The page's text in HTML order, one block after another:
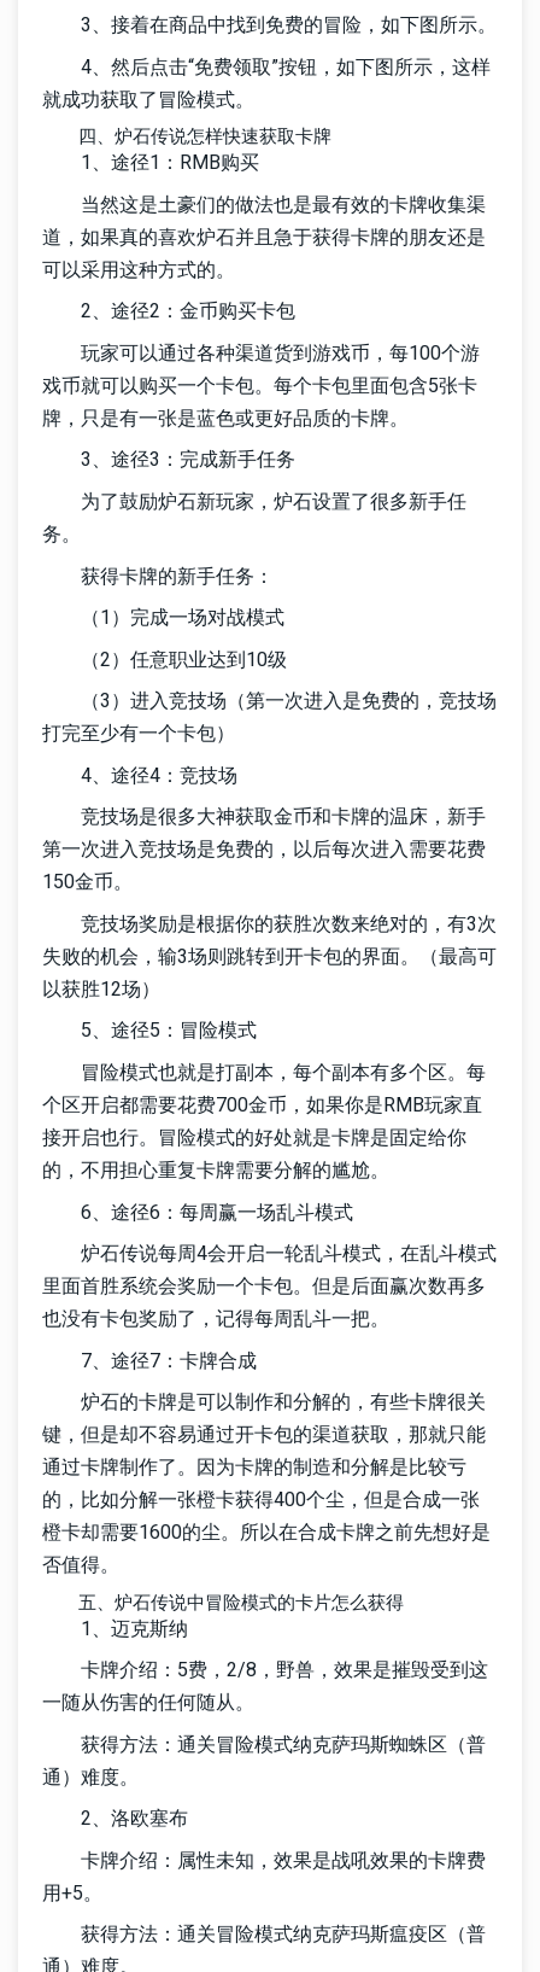
3、接着在商品中找到免费的冒险，如下图所示。
4、然后点击“免费领取”按钮，如下图所示，这样
就成功获取了冒险模式。
四、炉石传说怎样快速获取卡牌
1、途径1：RMB购买
当然这是土豪们的做法也是最有效的卡牌收集渠
道，如果真的喜欢炉石并且急于获得卡牌的朋友还是
可以采用这种方式的。
2、途径2：金币购买卡包
玩家可以通过各种渠道货到游戏币，每100个游
戏币就可以购买一个卡包。每个卡包里面包含5张卡
牌，只是有一张是蓝色或更好品质的卡牌。
3、途径3：完成新手任务
为了鼓励炉石新玩家，炉石设置了很多新手任
务。
获得卡牌的新手任务：
（1）完成一场对战模式
（2）任意职业达到10级
（3）进入竞技场（第一次进入是免费的，竞技场
打完至少有一个卡包）
4、途径4：竞技场
竞技场是很多大神获取金币和卡牌的温床，新手
第一次进入竞技场是免费的，以后每次进入需要花费
150金币。
竞技场奖励是根据你的获胜次数来绝对的，有3次
失败的机会，输3场则跳转到开卡包的界面。（最高可
以获胜12场）
5、途径5：冒险模式
冒险模式也就是打副本，每个副本有多个区。每
个区开启都需要花费700金币，如果你是RMB玩家直
接开启也行。冒险模式的好处就是卡牌是固定给你
的，不用担心重复卡牌需要分解的尴尬。
6、途径6：每周赢一场乱斗模式
炉石传说每周4会开启一轮乱斗模式，在乱斗模式
里面首胜系统会奖励一个卡包。但是后面赢次数再多
也没有卡包奖励了，记得每周乱斗一把。
7、途径7：卡牌合成
炉石的卡牌是可以制作和分解的，有些卡牌很关
键，但是却不容易通过开卡包的渠道获取，那就只能
通过卡牌制作了。因为卡牌的制造和分解是比较亏
的，比如分解一张橙卡获得400个尘，但是合成一张
橙卡却需要1600的尘。所以在合成卡牌之前先想好是
否值得。
五、炉石传说中冒险模式的卡片怎么获得
1、迈克斯纳
卡牌介绍：5费，2/8，野兽，效果是摧毁受到这
一随从伤害的任何随从。
获得方法：通关冒险模式纳克萨玛斯蜘蛛区（普
通）难度。
2、洛欧塞布
卡牌介绍：属性未知，效果是战吼效果的卡牌费
用+5。
获得方法：通关冒险模式纳克萨玛斯瘟疫区（普